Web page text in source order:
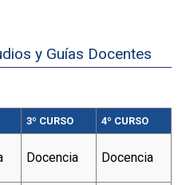
y Guías Docentes
3º CURSO 4º CURSO
Docencia Docencia